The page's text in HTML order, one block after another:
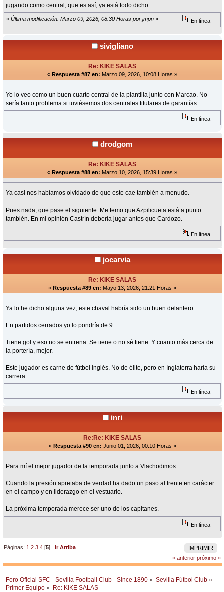
jugando como central, que es así, ya está todo dicho.
« Última modificación: Marzo 09, 2026, 08:30 Horas por jmpn » En línea
sivigliano
Re: KIKE SALAS
« Respuesta #87 en: Marzo 09, 2026, 10:08 Horas »
Yo lo veo como un buen cuarto central de la plantilla junto con Marcao. No
sería tanto problema si tuviésemos dos centrales titulares de garantías.
En línea
drodgom
Re: KIKE SALAS
« Respuesta #88 en: Marzo 10, 2026, 15:39 Horas »
Ya casi nos habíamos olvidado de que este cae también a menudo.
Pues nada, que pase el siguiente. Me temo que Azpilicueta está a punto
también. En mi opinión Castrín debería jugar antes que Cardozo.
En línea
jocarvia
Re: KIKE SALAS
« Respuesta #89 en: Mayo 13, 2026, 21:21 Horas »
Ya lo he dicho alguna vez, este chaval habría sido un buen delantero.
En partidos cerrados yo lo pondría de 9.
Tiene gol y eso no se entrena. Se tiene o no sé tiene. Y cuanto más cerca de
la portería, mejor.
Este jugador es carne de fútbol inglés. No de élite, pero en Inglaterra haría su
carrera.
En línea
inri
Re:Re: KIKE SALAS
« Respuesta #90 en: Junio 01, 2026, 00:10 Horas »
Para mí el mejor jugador de la temporada junto a Vlachodimos.
Cuando la presión apretaba de verdad ha dado un paso al frente en carácter
en el campo y en liderazgo en el vestuario.
La próxima temporada merece ser uno de los capitanes.
En línea
IMPRIMIR
Páginas: 1 2 3 4 [5]Ir Arriba
« anterior próximo »
Foro Oficial SFC - Sevilla Football Club - Since 1890 » Sevilla Fútbol Club »
Primer Equipo » Re: KIKE SALAS